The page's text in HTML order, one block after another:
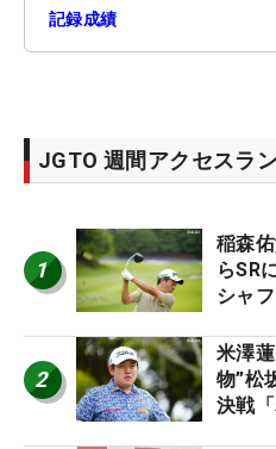
記録成績
JGTO 週間アクセスラ
1
稲森
らSR
シャ
ーの
2
米澤
物”松
決戦